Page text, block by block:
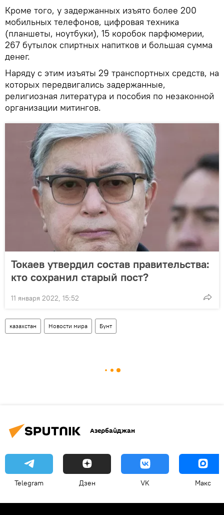
Кроме того, у задержанных изъято более 200
мобильных телефонов, цифровая техника
(планшеты, ноутбуки), 15 коробок парфюмерии,
267 бутылок спиртных напитков и большая сумма
денег.
Наряду с этим изъяты 29 транспортных средств, на
которых передвигались задержанные,
религиозная литература и пособия по незаконной
организации митингов.
Токаев утвердил состав правительства:
кто сохранил старый пост?
11 января 2022, 15:52
казахстан Новости мира Бунт
Азербайджан
Telegram Дзен VK Макс